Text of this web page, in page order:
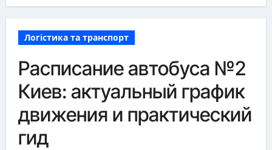
Логістика та транспорт
Расписание автобуса №2
Киев: актуальный график
движения и практический
гид